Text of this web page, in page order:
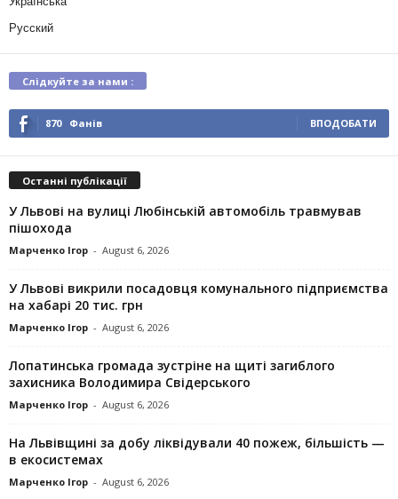
Русский
Слідкуйте за нами :
870 Фанів ВПОДОБАТИ
Останні публікації
У Львові на вулиці Любінській автомобіль травмував
пішохода
Марченко Ігор - August 6, 2026
У Львові викрили посадовця комунального підприємства
на хабарі 20 тис. грн
Марченко Ігор - August 6, 2026
Лопатинська громада зустріне на щиті загиблого
захисника Володимира Свідерського
Марченко Ігор - August 6, 2026
На Львівщині за добу ліквідували 40 пожеж, більшість —
в екосистемах
Марченко Ігор - August 6, 2026